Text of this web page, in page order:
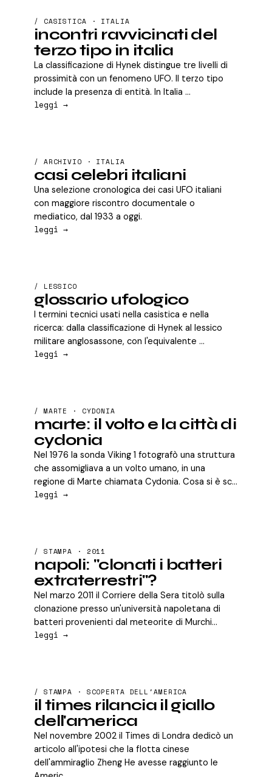
/ CASISTICA · ITALIA
incontri ravvicinati del
terzo tipo in italia
La classificazione di Hynek distingue tre livelli di
prossimità con un fenomeno UFO. Il terzo tipo
include la presenza di entità. In Italia ...
leggi →
/ ARCHIVIO · ITALIA
casi celebri italiani
Una selezione cronologica dei casi UFO italiani
con maggiore riscontro documentale o
mediatico, dal 1933 a oggi.
leggi →
/ LESSICO
glossario ufologico
I termini tecnici usati nella casistica e nella
ricerca: dalla classificazione di Hynek al lessico
militare anglosassone, con l'equivalente ...
leggi →
/ MARTE · CYDONIA
marte: il volto e la città di
cydonia
Nel 1976 la sonda Viking 1 fotografò una struttura
che assomigliava a un volto umano, in una
regione di Marte chiamata Cydonia. Cosa si è sc...
leggi →
/ STAMPA · 2011
napoli: "clonati i batteri
extraterrestri"?
Nel marzo 2011 il Corriere della Sera titolò sulla
clonazione presso un'università napoletana di
batteri provenienti dal meteorite di Murchi...
leggi →
/ STAMPA · SCOPERTA DELL'AMERICA
il times rilancia il giallo
dell'america
Nel novembre 2002 il Times di Londra dedicò un
articolo all'ipotesi che la flotta cinese
dell'ammiraglio Zheng He avesse raggiunto le